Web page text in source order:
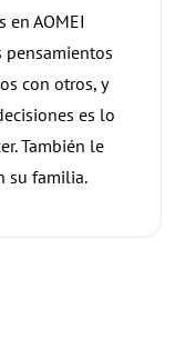
en AOMEI
pensamientos
con otros, y
es lo
También le
su familia.